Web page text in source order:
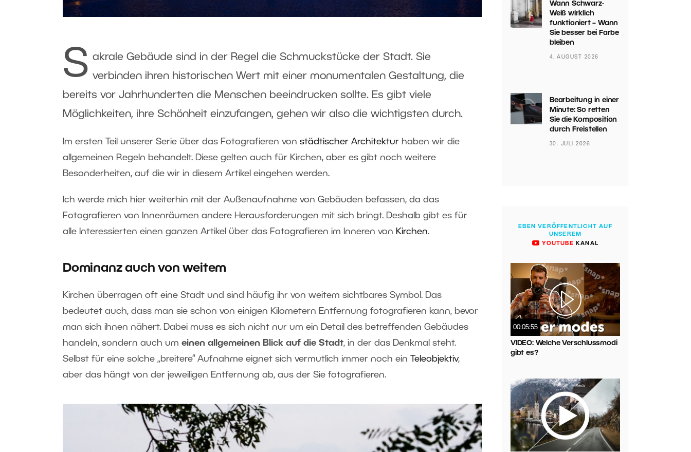
S akrale Gebäude sind in der Regel die Schmuckstücke der Stadt. Sie
verbinden ihren historischen Wert mit einer monumentalen Gestaltung, die
bereits vor Jahrhunderten die Menschen beeindrucken sollte. Es gibt viele
Möglichkeiten, ihre Schönheit einzufangen, gehen wir also die wichtigsten durch.
Im ersten Teil unserer Serie über das Fotografieren von städtischer Architektur haben wir die
allgemeinen Regeln behandelt. Diese gelten auch für Kirchen, aber es gibt noch weitere
Besonderheiten, auf die wir in diesem Artikel eingehen werden.
Ich werde mich hier weiterhin mit der Außenaufnahme von Gebäuden befassen, da das
Fotografieren von Innenräumen andere Herausforderungen mit sich bringt. Deshalb gibt es für
alle Interessierten einen ganzen Artikel über das Fotografieren im Inneren von Kirchen.
Dominanz auch von weitem
Kirchen überragen oft eine Stadt und sind häufig ihr von weitem sichtbares Symbol. Das
bedeutet auch, dass man sie schon von einigen Kilometern Entfernung fotografieren kann, bevor
man sich ihnen nähert. Dabei muss es sich nicht nur um ein Detail des betreffenden Gebäudes
handeln, sondern auch um einen allgemeinen Blick auf die Stadt, in der das Denkmal steht.
Selbst für eine solche „breitere“ Aufnahme eignet sich vermutlich immer noch ein
Teleobjektiv,
aber das hängt von der jeweiligen Entfernung ab, aus der Sie fotografieren.
Wann Schwarz-
Weiß wirklich
funktioniert – Wann
Sie besser bei Farbe
bleiben
4. AUGUST 2026
Bearbeitung in einer
Minute: So retten
Sie die Komposition
durch Freistellen
30. JULI 2026
EBEN VERÖFFENTLICHT AUF
UNSEREM
YOUTUBE KANAL
00:05:55
VIDEO: Welche Verschlussmodi
gibt es?